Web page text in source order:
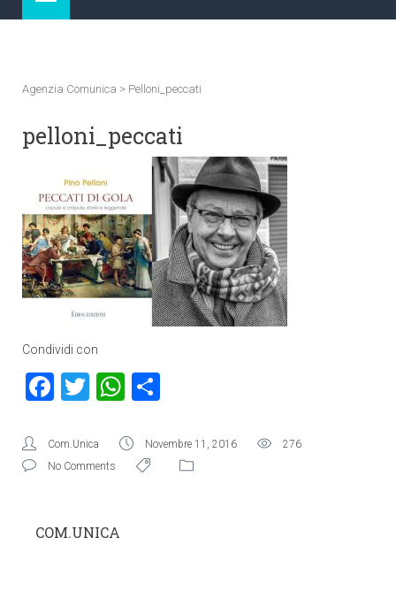
Agenzia Comunica > Pelloni_peccati
pelloni_peccati
Condividi con
Facebook
TwitterWhatsApp
Com.Unica Novembre 11, 2016
276
No Comments
COM.UNICA